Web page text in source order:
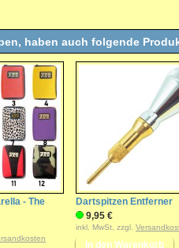
haben auch folgende
- The
Dartspitzen Entferner
9,95 €
inkl. MwSt, zzgl.